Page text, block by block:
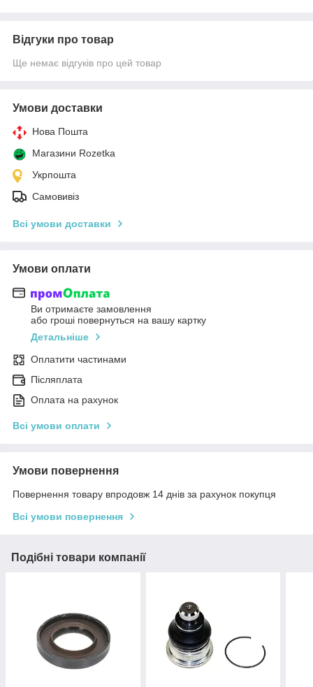
Відгуки про товар
Ще немає відгуків про цей товар
Умови доставки
Нова Пошта
Магазини Rozetka
Укрпошта
Самовивіз
Всі умови доставки
Умови оплати
Ви отримаєте замовлення
або гроші повернуться на вашу картку
Детальніше
Оплатити частинами
Післяплата
Оплата на рахунок
Всі умови оплати
Умови повернення
Повернення товару впродовж 14 днів за рахунок покупця
Всі умови повернення
Подібні товари компанії